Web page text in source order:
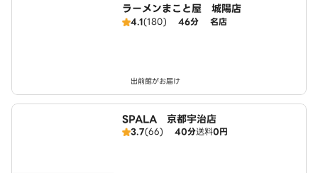
ラーメンまこと屋 城陽店
4.1(180) 46分 名店
出前館がお届け
SPALA 京都宇治店
3.7(66) 40分送料0円